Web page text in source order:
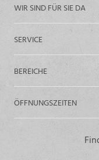
WIR SIND FÜR SIE DA
SERVICE
BEREICHE
ÖFFNUNGSZEITEN